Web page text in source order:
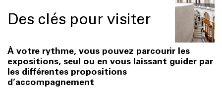
Des clés pour visiter
À votre rythme, vous pouvez parcourir les
expositions, seul ou en vous laissant guider par
les différentes propositions
d’accompagnement